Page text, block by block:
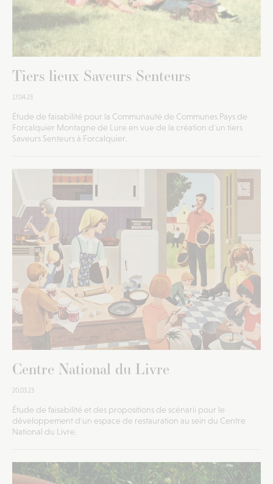
Tiers lieux Saveurs Senteurs
17.04.23
Étude de faisabilité pour la Communauté de Communes Pays de
Forcalquier Montagne de Lure en vue de la création d'un tiers
Saveurs Senteurs à Forcalquier.
Centre National du Livre
20.03.23
Étude de faisabilité et des propositions de scénarii pour le
développement d'un espace de restauration au sein du Centre
National du Livre.